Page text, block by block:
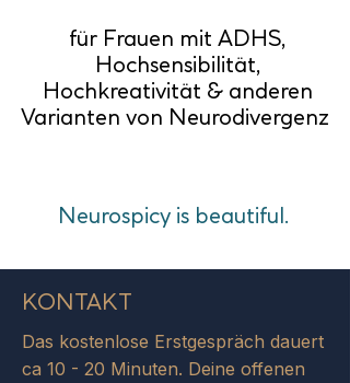
für Frauen mit ADHS,
Hochsensibilität,
Hochkreativität & anderen
Varianten von Neurodivergenz
Neurospicy is beautiful.
KONTAKT
​Das kostenlose Erstgespräch dauert
ca 10 - 20 Minuten. Deine offenen